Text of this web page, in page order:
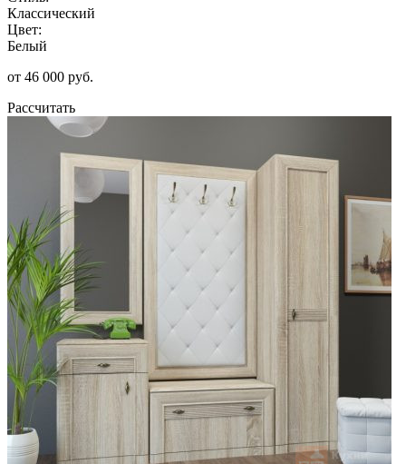
Классический
Цвет:
Белый
от 46 000 руб.
Рассчитать